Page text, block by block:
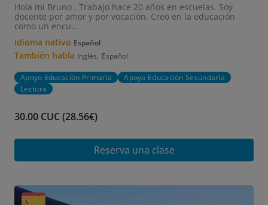
Hola mi Bruno . Trabajo hace 20 años en escuelas. Soy
docente por amor y por vocación. Creo en la educación
como un encu...
Idioma nativo Español
También habla Inglés, Español
Apoyo Educación Primaria
Apoyo Educación Secundaria
Lectura
30.00 CUC (28.56€)
Reserva una clase